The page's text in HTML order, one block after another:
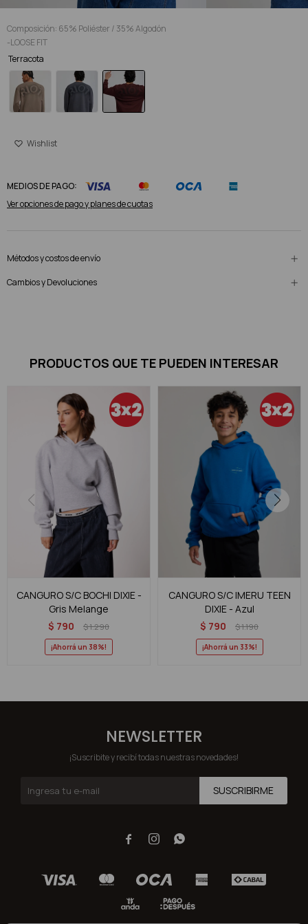
Composición: 65% Poliéster / 35% Algodón
-LOOSE FIT
Terracota
MEDIOS DE PAGO:
Ver opciones de pago y planes de cuotas
Métodos y costos de envío
Cambios y Devoluciones
PRODUCTOS QUE TE PUEDEN INTERESAR
CANGURO S/C BOCHI DIXIE -
Gris Melange
$ 790 $1.290
38
CANGURO S/C IMERU TEEN
DIXIE - Azul
$ 790 $1.190
33
NEWSLETTER
¡Suscribite y recibí todas nuestras novedades!
SUSCRIBIRME
  